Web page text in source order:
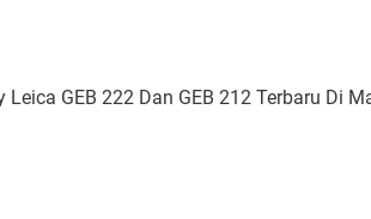
Leica GEB 222 Dan GEB 212 Terbaru Di